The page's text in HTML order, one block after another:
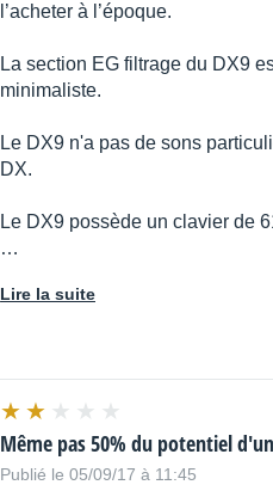
l’acheter à l’époque.
La section EG filtrage du DX9
minimaliste.
Le DX9 n'a pas de sons
DX.
Le DX9 possède un clavier de
…
Lire la suite
Même pas 50% du potentiel
Publié le 05/09/17 à 11:45